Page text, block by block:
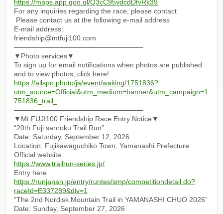
https://maps.app.goo.gl/Q3cC95vdcdDfvRk39
For any inquiries regarding the race, please contact
Please contact us at the following e-mail address
E-mail address:
friendship@mtfuji100.com
——————————————————–
▼Photo services▼
To sign up for email notifications when photos are published
and to view photos, click here!
https://allspo.photo/ja/event/waiting/1751836?
utm_source=Official&utm_medium=banner&utm_campaign=1
751836_trail_
——————————————————–
▼Mt.FUJI100 Friendship Race Entry Notice▼
“20th Fuji sanroku Trail Run”
Date: Saturday, September 12, 2026
Location: Fujikawaguchiko Town, Yamanashi Prefecture
Official website
https://www.trailrun-series.jp/
Entry here
https://runjapan.jp/entry/runtes/smp/competitiondetail.do?
raceId=E337289&div=1
“The 2nd Nordisk Mountain Trail in YAMANASHI CHUO 2026”
Date: Sunday, September 27, 2026